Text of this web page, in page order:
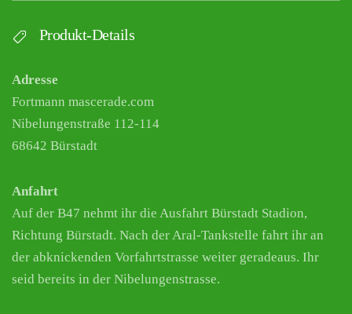
Produkt-Details
Adresse
Fortmann mascerade.com
Nibelungenstraße 112-114
68642 Bürstadt
Anfahrt
Auf der B47 nehmt ihr die Ausfahrt Bürstadt Stadion,
Richtung Bürstadt. Nach der Aral-Tankstelle fahrt ihr an
der abknickenden Vorfahrtstrasse weiter geradeaus. Ihr
seid bereits in der Nibelungenstrasse.